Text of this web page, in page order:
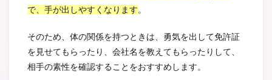
で、手が出しやすくなります。
そのため、体の関係を持つときは、勇気を出して免許証
を見せてもらったり、会社名を教えてもらったりして、
相手の素性を確認することをおすすめします。